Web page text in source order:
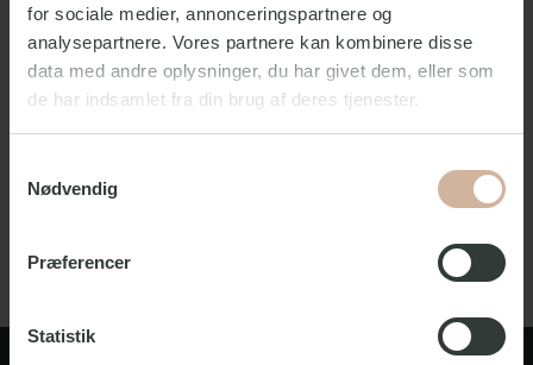
for sociale medier, annonceringspartnere og
analysepartnere. Vores partnere kan kombinere disse
data med andre oplysninger, du har givet dem, eller som
de har indsamlet fra din brug af deres tjenester.
Nødvendig
Præferencer
Statistik
Ja
Må jeg tage eget med?
Nej
håndklæder i en mulepose, der er